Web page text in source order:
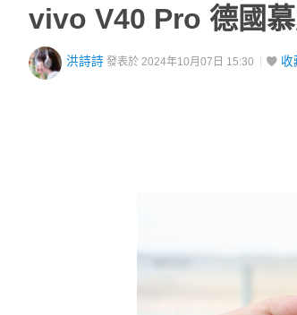
vivo V40 Pro 德國
洪詩詩 發表於 2024年10月07日 15:30 收